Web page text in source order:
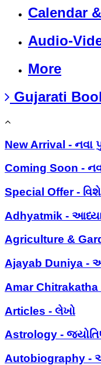
Calendar
Audio-
More
Gujarati
New Arrival - નવા
Coming Soon -
Special Offer -
Adhyatmik -
Agriculture &
Ajayab Duniya -
Amar
Articles - લેખો
Astrology -
Autobiography -